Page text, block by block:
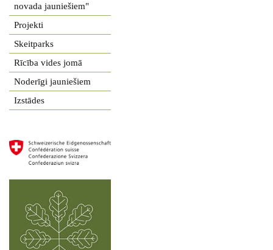
novada jauniešiem"
Projekti
Skeitparks
Rīcība vides jomā
Noderīgi jauniešiem
Izstādes